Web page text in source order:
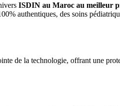
ISDIN au Maroc au meilleur
authentiques, des soins
de la technologie, offrant une